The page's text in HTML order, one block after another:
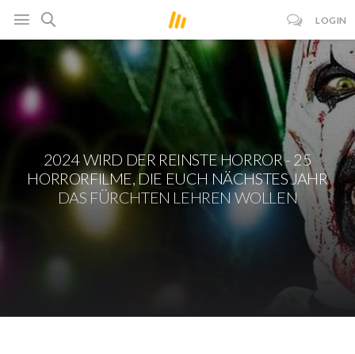
LOGIN
2024 WIRD DER REINSTE HORROR - 25
HORRORFILME, DIE EUCH NÄCHSTES JAHR
DAS FÜRCHTEN LEHREN WOLLEN